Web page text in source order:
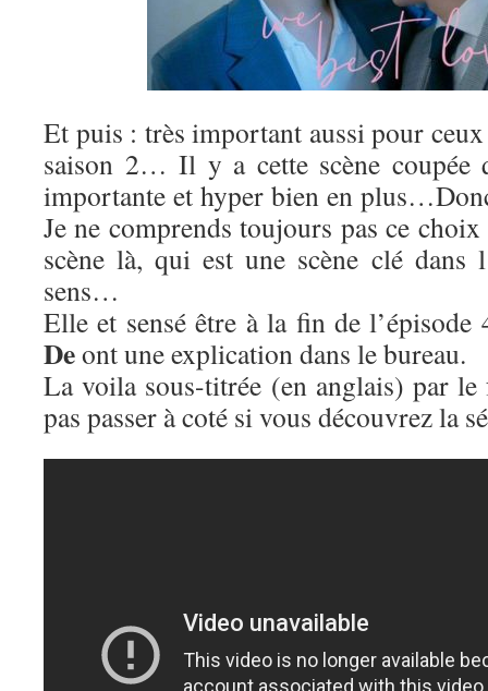
Et puis : très important aussi pour
saison 2… Il y a cette scène coupée
importante et hyper bien en
Je ne comprends toujours pas ce
scène là, qui est une scène clé dans
sens…
Elle et sensé être à la fin de l’épisode
Deont une explication dans le bureau.
La voila sous-titrée (en anglais) par
pas passer à coté si vous découvrez la